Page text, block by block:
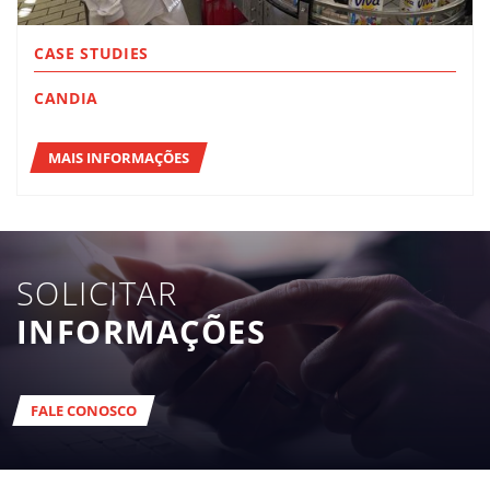
CASE STUDIES
CANDIA
MAIS INFORMAÇÕES
SOLICITAR
INFORMAÇÕES
FALE CONOSCO